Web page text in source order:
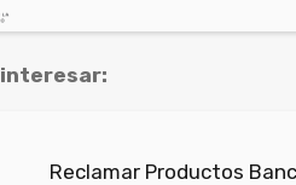
interesar:
Reclamar Productos